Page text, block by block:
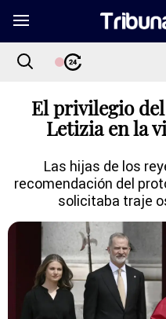
El privilegio
Letizia en la
Las hijas de los
recomendación del
solicitaba traje